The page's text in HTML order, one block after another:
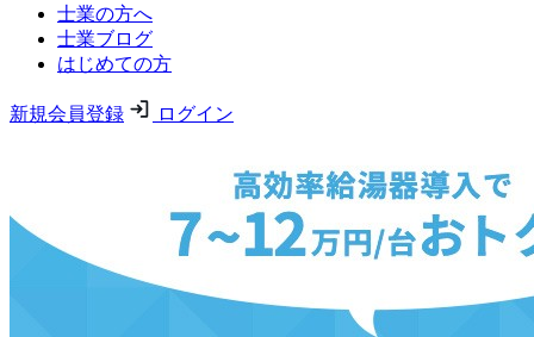
士業の方へ
士業ブログ
はじめての方
新規会員登録 ログイン